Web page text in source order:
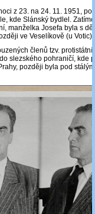
z 23. na 24. 11. 1951, po
kde Slánský bydlel.
manželka Josefa byla s
ve Veselíkově (u Votic).
členů tzv.
slezského pohraničí, kde
později byla pod